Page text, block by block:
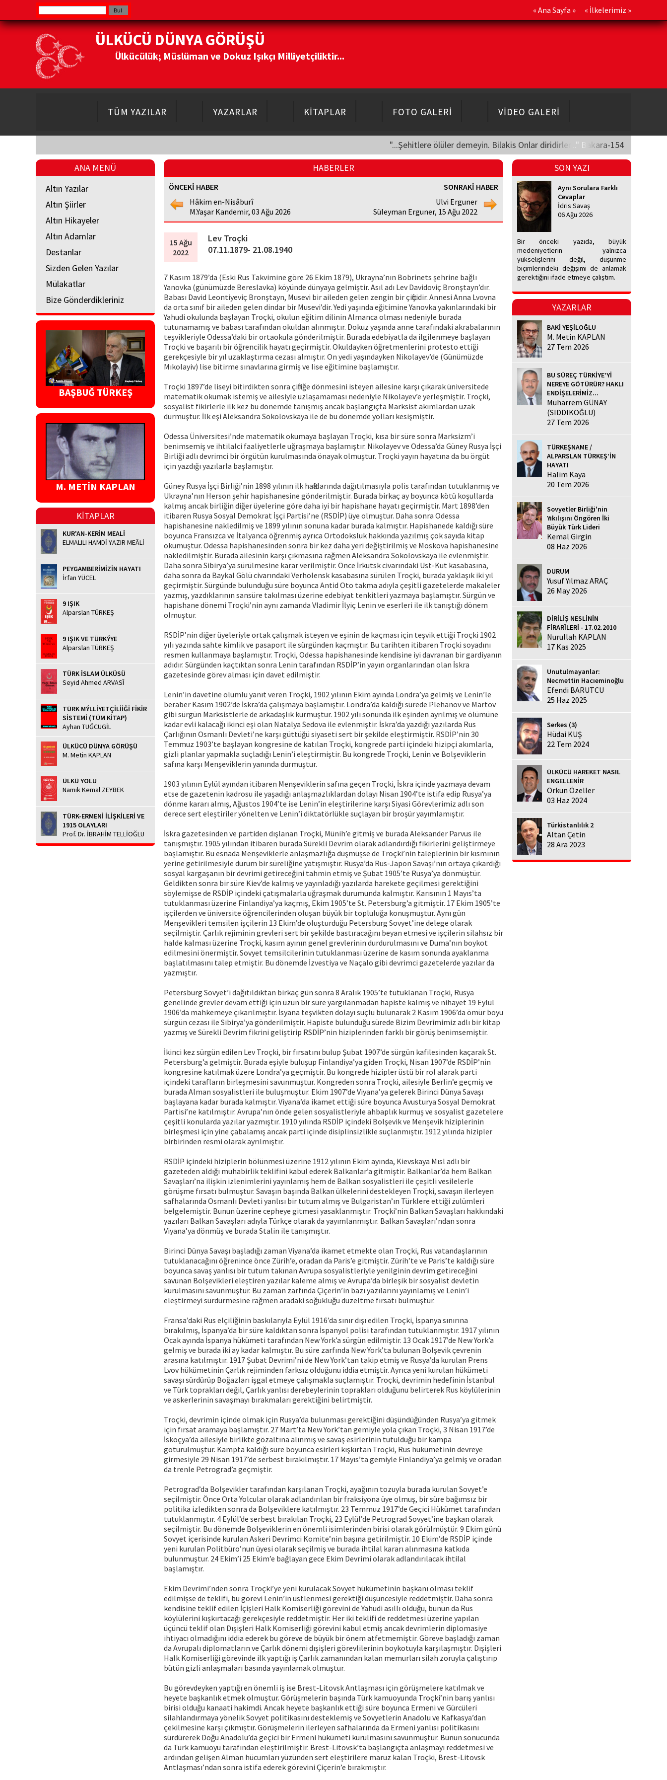
« Ana Sayfa » « İlkelerimiz »
ÜLKÜCÜ DÜNYA GÖRÜŞÜ
Ülkücülük; Müslüman ve Dokuz Işıkçı Milliyetçiliktir...
TÜM YAZILAR YAZARLAR KİTAPLAR FOTO GALERİ VİDEO GALERİ
"...Şehitlere ölüler demeyin. Bilakis Onlar diridirler..." Bakara-154
ANA MENÜ
Altın Yazılar
Altın Şiirler
Altın Hikayeler
Altın Adamlar
Destanlar
Sizden Gelen Yazılar
Mülakatlar
Bize Gönderdikleriniz
BAŞBUĞ TÜRKEŞ
M. METİN KAPLAN
KİTAPLAR
KUR'AN-KERİM MEALİ
ELMALILI HAMDİ YAZIR MEÂLİ
PEYGAMBERİMİZİN HAYATI
İrfan YÜCEL
9 IŞIK
Alparslan TÜRKEŞ
9 IŞIK VE TÜRKÝYE
Alparslan TÜRKEŞ
TÜRK İSLAM ÜLKÜSÜ
Seyid Ahmed ARVASÎ
TÜRK MÝLLİYETÇİLİİĞİ FİKİR
SİSTEMİ (TÜM KİTAP)
Ayhan TUĞCUGİL
ÜLKÜCÜ DÜNYA GÖRÜŞÜ
M. Metin KAPLAN
ÜLKÜ YOLU
Namık Kemal ZEYBEK
TÜRK-ERMENİ İLİŞKİLERİ VE
1915 OLAYLARI
Prof. Dr. İBRAHİM TELLİOĞLU
HABERLER
ÖNCEKİ HABER
Hâkim en-Nisâburî
M.Yaşar Kandemir, 03 Ağu 2026
SONRAKİ HABER
Ulvi Erguner
Süleyman Erguner, 15 Ağu 2022
15 Ağu
2022
Lev Troçki
07.11.1879- 21.08.1940
7 Kasım 1879’da (Eski Rus Takvimine göre 26 Ekim 1879), Ukrayna’nın Bobrinets şehrine bağlı
Yanovka (günümüzde Bereslavka) köyünde dünyaya gelmiştir. Asıl adı Lev Davidoviç Bronştayn’dır.
Babası David Leontiyeviç Bronştayn, Musevi bir aileden gelen zengin bir çiftçidir. Annesi Anna Lvovna
da orta sınıf bir aileden gelen dindar bir Musevi’dir. Yedi yaşında eğitimine Yanovka yakınlarındaki bir
Yahudi okulunda başlayan Troçki, okulun eğitim dilinin Almanca olması nedeniyle burada
tutunamamış ve babası tarafından okuldan alınmıştır. Dokuz yaşında anne tarafındaki akrabalarının
teşvikleriyle Odessa’daki bir ortaokula gönderilmiştir. Burada edebiyatla da ilgilenmeye başlayan
Troçki ve başarılı bir öğrencilik hayatı geçirmiştir. Okuldayken öğretmenlerini protesto ettiği
gerekçesiyle bir yıl uzaklaştırma cezası almıştır. On yedi yaşındayken Nikolayev’de (Günümüzde
Mıkolayiv) lise bitirme sınavlarına girmiş ve lise eğitimine başlamıştır.
Troçki 1897’de liseyi bitirdikten sonra çiftliğe dönmesini isteyen ailesine karşı çıkarak üniversitede
matematik okumak istemiş ve ailesiyle uzlaşamaması nedeniyle Nikolayev’e yerleşmiştir. Troçki,
sosyalist fikirlerle ilk kez bu dönemde tanışmış ancak başlangıçta Marksist akımlardan uzak
durmuştur. İlk eşi Aleksandra Sokolovskaya ile de bu dönemde yolları kesişmiştir.
Odessa Üniversitesi’nde matematik okumaya başlayan Troçki, kısa bir süre sonra Marksizm’i
benimsemiş ve ihtilalci faaliyetlerle uğraşmaya başlamıştır. Nikolayev ve Odessa’da Güney Rusya İşçi
Birliği adlı devrimci bir örgütün kurulmasında önayak olmuştur. Troçki yayın hayatına da bu örgüt
için yazdığı yazılarla başlamıştır.
Güney Rusya İşçi Birliği’nin 1898 yılının ilk haftalarında dağıtılmasıyla polis tarafından tutuklanmış ve
Ukrayna’nın Herson şehir hapishanesine gönderilmiştir. Burada birkaç ay boyunca kötü koşullarda
kalmış ancak birliğin diğer üyelerine göre daha iyi bir hapishane hayatı geçirmiştir. Mart 1898’den
itibaren Rusya Sosyal Demokrat İşçi Partisi’ne (RSDİP) üye olmuştur. Daha sonra Odessa
hapishanesine nakledilmiş ve 1899 yılının sonuna kadar burada kalmıştır. Hapishanede kaldığı süre
boyunca Fransızca ve İtalyanca öğrenmiş ayrıca Ortodoksluk hakkında yazılmış çok sayıda kitap
okumuştur. Odessa hapishanesinden sonra bir kez daha yeri değiştirilmiş ve Moskova hapishanesine
nakledilmiştir. Burada ailesinin karşı çıkmasına rağmen Aleksandra Sokolovskaya ile evlenmiştir.
Daha sonra Sibirya’ya sürülmesine karar verilmiştir. Önce İrkutsk civarındaki Ust-Kut kasabasına,
daha sonra da Baykal Gölü civarındaki Verholensk kasabasına sürülen Troçki, burada yaklaşık iki yıl
geçirmiştir. Sürgünde bulunduğu süre boyunca Antid Oto takma adıyla çeşitli gazetelerde makaleler
yazmış, yazdıklarının sansüre takılması üzerine edebiyat tenkitleri yazmaya başlamıştır. Sürgün ve
hapishane dönemi Troçki’nin aynı zamanda Vladimir İlyiç Lenin ve eserleri ile ilk tanıştığı dönem
olmuştur.
RSDİP’nin diğer üyeleriyle ortak çalışmak isteyen ve eşinin de kaçması için teşvik ettiği Troçki 1902
yılı yazında sahte kimlik ve pasaport ile sürgünden kaçmıştır. Bu tarihten itibaren Troçki soyadını
resmen kullanmaya başlamıştır. Troçki, Odessa hapishanesinde kendisine iyi davranan bir gardiyanın
adıdır. Sürgünden kaçtıktan sonra Lenin tarafından RSDİP’in yayın organlarından olan İskra
gazetesinde görev alması için davet edilmiştir.
Lenin’in davetine olumlu yanıt veren Troçki, 1902 yılının Ekim ayında Londra’ya gelmiş ve Lenin’le
beraber Kasım 1902’de İskra’da çalışmaya başlamıştır. Londra’da kaldığı sürede Plehanov ve Martov
gibi sürgün Marksistlerle de arkadaşlık kurmuştur. 1902 yılı sonunda ilk eşinden ayrılmış ve ölümüne
kadar evli kalacağı ikinci eşi olan Natalya Sedova ile evlenmiştir. İskra’da yazdığı yazılarda Rus
Çarlığının Osmanlı Devleti’ne karşı güttüğü siyaseti sert bir şekilde eleştirmiştir. RSDİP’nin 30
Temmuz 1903’te başlayan kongresine de katılan Troçki, kongrede parti içindeki hizipçi akımlarla,
gizli planlar yapmakla suçladığı Lenin’i eleştirmiştir. Bu kongrede Troçki, Lenin ve Bolşeviklerin
safına karşı Menşeviklerin yanında durmuştur.
1903 yılının Eylül ayından itibaren Menşeviklerin safına geçen Troçki, İskra içinde yazmaya devam
etse de gazetenin kadrosu ile yaşadığı anlaşmazlıklardan dolayı Nisan 1904’te istifa edip Rusya’ya
dönme kararı almış, Ağustos 1904’te ise Lenin’in eleştirilerine karşı Siyasi Görevlerimiz adlı son
derece sert eleştiriler yönelten ve Lenin’i diktatörlükle suçlayan bir broşür yayımlamıştır.
İskra gazetesinden ve partiden dışlanan Troçki, Münih’e gitmiş ve burada Aleksander Parvus ile
tanışmıştır. 1905 yılından itibaren burada Sürekli Devrim olarak adlandırdığı fikirlerini geliştirmeye
başlamıştır. Bu esnada Menşeviklerle anlaşmazlığa düşmüşse de Troçki’nin taleplerinin bir kısmının
yerine getirilmesiyle durum bir süreliğine yatışmıştır. Rusya’da Rus-Japon Savaşı’nın ortaya çıkardığı
sosyal kargaşanın bir devrimi getireceğini tahmin etmiş ve Şubat 1905’te Rusya’ya dönmüştür.
Geldikten sonra bir süre Kiev’de kalmış ve yayınladığı yazılarda harekete geçilmesi gerektiğini
söylemişse de RSDİP içindeki çatışmalarla uğraşmak durumunda kalmıştır. Karısının 1 Mayıs’ta
tutuklanması üzerine Finlandiya’ya kaçmış, Ekim 1905’te St. Petersburg’a gitmiştir. 17 Ekim 1905’te
işçilerden ve üniversite öğrencilerinden oluşan büyük bir topluluğa konuşmuştur. Aynı gün
Menşevikleri temsilen işçilerin 13 Ekim’de oluşturduğu Petersburg Sovyet’ine delege olarak
seçilmiştir. Çarlık rejiminin grevleri sert bir şekilde bastıracağını beyan etmesi ve işçilerin silahsız bir
halde kalması üzerine Troçki, kasım ayının genel grevlerinin durdurulmasını ve Duma’nın boykot
edilmesini önermiştir. Sovyet temsilcilerinin tutuklanması üzerine de kasım sonunda ayaklanma
başlatılmasını talep etmiştir. Bu dönemde İzvestiya ve Naçalo gibi devrimci gazetelerde yazılar da
yazmıştır.
Petersburg Sovyet’i dağıtıldıktan birkaç gün sonra 8 Aralık 1905’te tutuklanan Troçki, Rusya
genelinde grevler devam ettiği için uzun bir süre yargılanmadan hapiste kalmış ve nihayet 19 Eylül
1906’da mahkemeye çıkarılmıştır. İsyana teşvikten dolayı suçlu bulunarak 2 Kasım 1906’da ömür boyu
sürgün cezası ile Sibirya’ya gönderilmiştir. Hapiste bulunduğu sürede Bizim Devrimimiz adlı bir kitap
yazmış ve Sürekli Devrim fikrini geliştirip RSDİP’nin hiziplerinden farklı bir görüş benimsemiştir.
İkinci kez sürgün edilen Lev Troçki, bir fırsatını bulup Şubat 1907’de sürgün kafilesinden kaçarak St.
Petersburg’a gelmiştir. Burada eşiyle buluşup Finlandiya’ya giden Troçki, Nisan 1907’de RSDİP’nin
kongresine katılmak üzere Londra’ya geçmiştir. Bu kongrede hizipler üstü bir rol alarak parti
içindeki tarafların birleşmesini savunmuştur. Kongreden sonra Troçki, ailesiyle Berlin’e geçmiş ve
burada Alman sosyalistleri ile buluşmuştur. Ekim 1907’de Viyana’ya gelerek Birinci Dünya Savaşı
başlayana kadar burada kalmıştır. Viyana’da ikamet ettiği süre boyunca Avusturya Sosyal Demokrat
Partisi’ne katılmıştır. Avrupa’nın önde gelen sosyalistleriyle ahbaplık kurmuş ve sosyalist gazetelere
çeşitli konularda yazılar yazmıştır. 1910 yılında RSDİP içindeki Bolşevik ve Menşevik hiziplerinin
birleşmesi için yine çabalamış ancak parti içinde disiplinsizlikle suçlanmıştır. 1912 yılında hizipler
birbirinden resmi olarak ayrılmıştır.
RSDİP içindeki hiziplerin bölünmesi üzerine 1912 yılının Ekim ayında, Kievskaya Mısl adlı bir
gazeteden aldığı muhabirlik teklifini kabul ederek Balkanlar’a gitmiştir. Balkanlar’da hem Balkan
Savaşları’na ilişkin izlenimlerini yayınlamış hem de Balkan sosyalistleri ile çeşitli vesilelerle
görüşme fırsatı bulmuştur. Savaşın başında Balkan ülkelerini destekleyen Troçki, savaşın ilerleyen
safhalarında Osmanlı Devleti yanlısı bir tutum almış ve Bulgaristan’ın Türklere ettiği zulümleri
belgelemiştir. Bunun üzerine cepheye gitmesi yasaklanmıştır. Troçki’nin Balkan Savaşları hakkındaki
yazıları Balkan Savaşları adıyla Türkçe olarak da yayımlanmıştır. Balkan Savaşları’ndan sonra
Viyana’ya dönmüş ve burada Stalin ile tanışmıştır.
Birinci Dünya Savaşı başladığı zaman Viyana’da ikamet etmekte olan Troçki, Rus vatandaşlarının
tutuklanacağını öğrenince önce Zürih’e, oradan da Paris’e gitmiştir. Zürih’te ve Paris’te kaldığı süre
boyunca savaş yanlısı bir tutum takınan Avrupa sosyalistleriyle yenilginin devrim getireceğini
savunan Bolşevikleri eleştiren yazılar kaleme almış ve Avrupa’da birleşik bir sosyalist devletin
kurulmasını savunmuştur. Bu zaman zarfında Çiçerin’in bazı yazılarını yayınlamış ve Lenin’i
eleştirmeyi sürdürmesine rağmen aradaki soğukluğu düzeltme fırsatı bulmuştur.
Fransa’daki Rus elçiliğinin baskılarıyla Eylül 1916’da sınır dışı edilen Troçki, İspanya sınırına
bırakılmış, İspanya’da bir süre kaldıktan sonra İspanyol polisi tarafından tutuklanmıştır. 1917 yılının
Ocak ayında İspanya hükümeti tarafından New York’a sürgün edilmiştir. 13 Ocak 1917’de New York’a
gelmiş ve burada iki ay kadar kalmıştır. Bu süre zarfında New York’ta bulunan Bolşevik çevrenin
arasına katılmıştır. 1917 Şubat Devrimi’ni de New York’tan takip etmiş ve Rusya’da kurulan Prens
Lvov hükümetinin Çarlık rejiminden farksız olduğunu iddia etmiştir. Ayrıca yeni kurulan hükümeti
savaşı sürdürüp Boğazları işgal etmeye çalışmakla suçlamıştır. Troçki, devrimin hedefinin İstanbul
ve Türk toprakları değil, Çarlık yanlısı derebeylerinin toprakları olduğunu belirterek Rus köylülerinin
ve askerlerinin savaşmayı bırakmaları gerektiğini belirtmiştir.
Troçki, devrimin içinde olmak için Rusya’da bulunması gerektiğini düşündüğünden Rusya’ya gitmek
için fırsat aramaya başlamıştır. 27 Mart’ta New York’tan gemiyle yola çıkan Troçki, 3 Nisan 1917’de
İskoçya’da ailesiyle birlikte gözaltına alınmış ve savaş esirlerinin tutulduğu bir kampa
götürülmüştür. Kampta kaldığı süre boyunca esirleri kışkırtan Troçki, Rus hükümetinin devreye
girmesiyle 29 Nisan 1917’de serbest bırakılmıştır. 17 Mayıs’ta gemiyle Finlandiya’ya gelmiş ve oradan
da trenle Petrograd’a geçmiştir.
Petrograd’da Bolşevikler tarafından karşılanan Troçki, ayağının tozuyla burada kurulan Sovyet’e
seçilmiştir. Önce Orta Yolcular olarak adlandırılan bir fraksiyona üye olmuş, bir süre bağımsız bir
politika izledikten sonra da Bolşeviklere katılmıştır. 23 Temmuz 1917’de Geçici Hükümet tarafından
tutuklanmıştır. 4 Eylül’de serbest bırakılan Troçki, 23 Eylül’de Petrograd Sovyet’ine başkan olarak
seçilmiştir. Bu dönemde Bolşeviklerin en önemli isimlerinden birisi olarak görülmüştür. 9 Ekim günü
Sovyet içerisinde kurulan Askeri Devrimci Komite’nin başına getirilmiştir. 10 Ekim’de RSDİP içinde
yeni kurulan Politbüro’nun üyesi olarak seçilmiş ve burada ihtilal kararı alınmasına katkıda
bulunmuştur. 24 Ekim’i 25 Ekim’e bağlayan gece Ekim Devrimi olarak adlandırılacak ihtilal
başlamıştır.
Ekim Devrimi’nden sonra Troçki’ye yeni kurulacak Sovyet hükümetinin başkanı olması teklif
edilmişse de teklifi, bu görevi Lenin’in üstlenmesi gerektiği düşüncesiyle reddetmiştir. Daha sonra
kendisine teklif edilen İçişleri Halk Komiserliği görevini de Yahudi asıllı olduğu, bunun da Rus
köylülerini kışkırtacağı gerekçesiyle reddetmiştir. Her iki teklifi de reddetmesi üzerine yapılan
üçüncü teklif olan Dışişleri Halk Komiserliği görevini kabul etmiş ancak devrimlerin diplomasiye
ihtiyacı olmadığını iddia ederek bu göreve de büyük bir önem atfetmemiştir. Göreve başladığı zaman
da Avrupalı diplomatların ve Çarlık dönemi dışişleri görevlilerinin boykotuyla karşılaşmıştır. Dışişleri
Halk Komiserliği görevinde ilk yaptığı iş Çarlık zamanından kalan memurları silah zoruyla çalıştırıp
bütün gizli anlaşmaları basında yayınlamak olmuştur.
Bu görevdeyken yaptığı en önemli iş ise Brest-Litovsk Antlaşması için görüşmelere katılmak ve
heyete başkanlık etmek olmuştur. Görüşmelerin başında Türk kamuoyunda Troçki’nin barış yanlısı
birisi olduğu kanaati hakimdi. Ancak heyete başkanlık ettiği süre boyunca Ermeni ve Gürcüleri
silahlandırmaya yönelik Sovyet politikasını desteklemiş ve Sovyetlerin Anadolu ve Kafkasya’dan
çekilmesine karşı çıkmıştır. Görüşmelerin ilerleyen safhalarında da Ermeni yanlısı politikasını
sürdürerek Doğu Anadolu’da geçici bir Ermeni hükümeti kurulmasını savunmuştur. Bunun sonucunda
da Türk kamuoyu tarafından eleştirilmiştir. Brest-Litovsk’ta başlangıçta anlaşmayı reddetmesi ve
ardından gelişen Alman hücumları yüzünden sert eleştirilere maruz kalan Troçki, Brest-Litovsk
Antlaşması’ndan sonra istifa ederek görevini Çiçerin’e bırakmıştır.
SON YAZI
Aynı Sorulara Farklı
Cevaplar
İdris Savaş
06 Ağu 2026
Bir önceki yazıda, büyük
medeniyetlerin yalnızca
yükselişlerini değil, düşünme
biçimlerindeki değişimi de anlamak
gerektiğini ifade etmeye çalıştım.
YAZARLAR
BAKİ YEŞİLOĞLU
M. Metin KAPLAN
27 Tem 2026
BU SÜREÇ TÜRKİYE’Yİ
NEREYE GÖTÜRÜR? HAKLI
ENDİŞELERİMİZ...
Muharrem GÜNAY
(SIDDIKOĞLU)
27 Tem 2026
TÜRKEŞNAME /
ALPARSLAN TÜRKEŞ’İN
HAYATI
Halim Kaya
20 Tem 2026
Sovyetler Birliği'nin
Yıkılışını Öngören İki
Büyük Türk Lideri
Kemal Girgin
08 Haz 2026
DURUM
Yusuf Yılmaz ARAÇ
26 May 2026
DİRİLİŞ NESLİNİN
FİRARÎLERİ - 17.02.2010
Nurullah KAPLAN
17 Kas 2025
Unutulmayanlar:
Necmettin Hacıeminoğlu
Efendi BARUTCU
25 Haz 2025
Serkes (3)
Hüdai KUŞ
22 Tem 2024
ÜLKÜCÜ HAREKET NASIL
ENGELLENİR
Orkun Özeller
03 Haz 2024
Türkistanlılık 2
Altan Çetin
28 Ara 2023